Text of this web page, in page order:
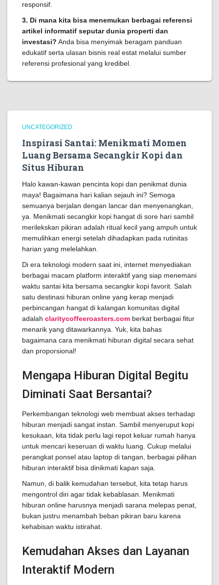
responsif.
3. Di mana kita bisa menemukan berbagai referensi
artikel informatif seputar dunia properti dan
investasi? Anda bisa menyimak beragam panduan
edukatif serta ulasan bisnis real estat melalui sumber
referensi profesional yang kredibel.
UNCATEGORIZED
Inspirasi Santai: Menikmati Momen
Luang Bersama Secangkir Kopi dan
Situs Hiburan
Halo kawan-kawan pencinta kopi dan penikmat dunia
maya! Bagaimana hari kalian sejauh ini? Semoga
semuanya berjalan dengan lancar dan menyenangkan,
ya. Menikmati secangkir kopi hangat di sore hari sambil
merilekskan pikiran adalah ritual kecil yang ampuh untuk
memulihkan energi setelah dihadapkan pada rutinitas
harian yang melelahkan.
Di era teknologi modern saat ini, internet menyediakan
berbagai macam platform interaktif yang siap menemani
waktu santai kita bersama secangkir kopi favorit. Salah
satu destinasi hiburan online yang kerap menjadi
perbincangan hangat di kalangan komunitas digital
adalah claritycoffeeroasters.com berkat berbagai fitur
menarik yang ditawarkannya. Yuk, kita bahas
bagaimana cara menikmati hiburan digital secara sehat
dan proporsional!
Mengapa Hiburan Digital Begitu
Diminati Saat Bersantai?
Perkembangan teknologi web membuat akses terhadap
hiburan menjadi sangat instan. Sambil menyeruput kopi
kesukaan, kita tidak perlu lagi repot keluar rumah hanya
untuk mencari keseruan di waktu luang. Cukup melalui
perangkat ponsel atau laptop di tangan, berbagai pilihan
hiburan interaktif bisa dinikmati kapan saja.
Namun, di balik kemudahan tersebut, kita tetap harus
mengontrol diri agar tidak kebablasan. Menikmati
hiburan online harusnya menjadi sarana melepas penat,
bukan justru menambah beban pikiran baru karena
kehabisan waktu istirahat.
Kemudahan Akses dan Layanan
Interaktif Modern